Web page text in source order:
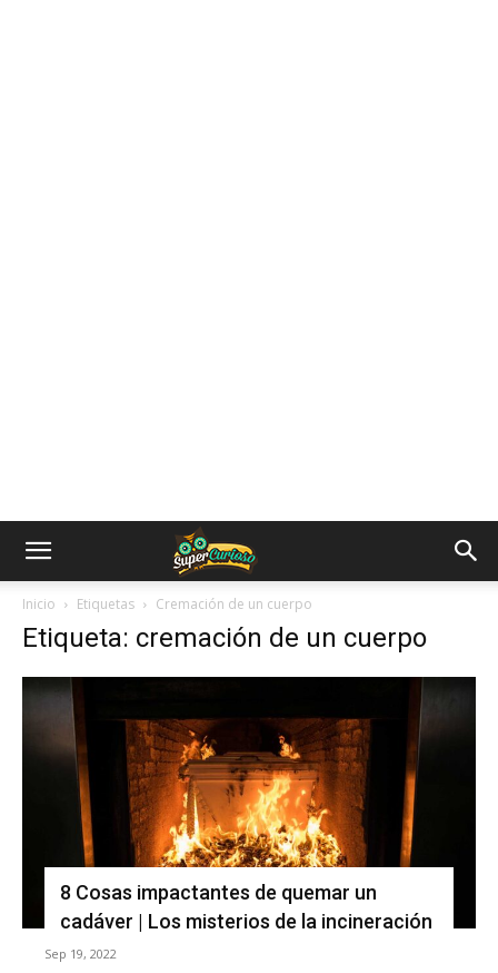
Inicio Etiquetas Cremación de un cuerpo
Etiqueta: cremación de un cuerpo
8 Cosas impactantes de quemar un
cadáver | Los misterios de la incineración
Sep 19, 2022